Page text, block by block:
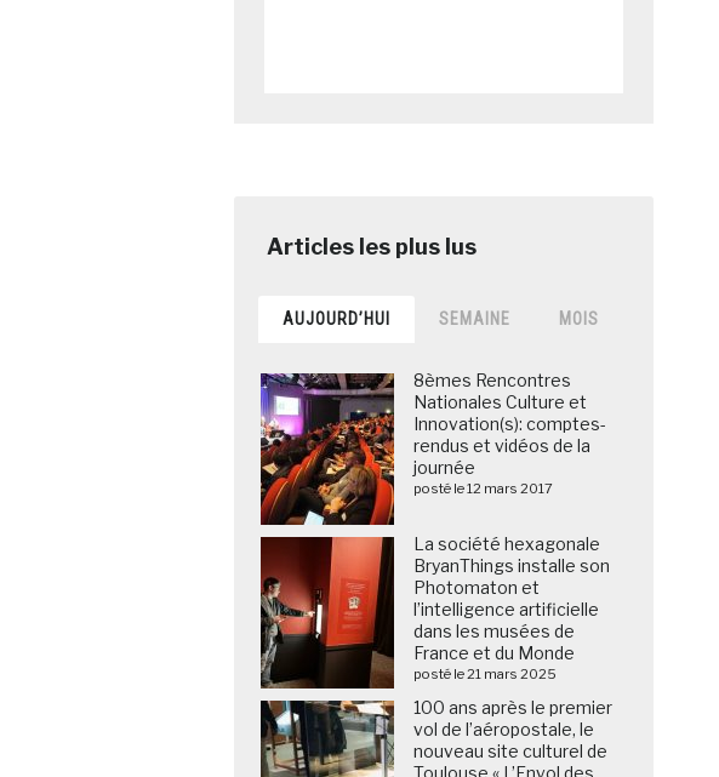
AUJOURD’HUI SEMAINE MOIS
8èmes Rencontres
Nationales Culture et
Innovation(s): comptes-
rendus et vidéos de la
journée
posté le 12 mars 2017
La société hexagonale
BryanThings installe son
Photomaton et
l’intelligence artificielle
dans les musées de
France et du Monde
posté le 21 mars 2025
100 ans après le premier
vol de l’aéropostale, le
nouveau site culturel de